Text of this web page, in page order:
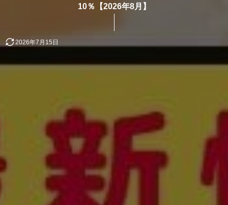
10％【2026年8月】
2026年7月15日